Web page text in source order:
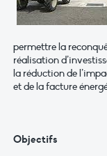
permettre la
réalisation
la réduction de
et de la facture
Objectifs